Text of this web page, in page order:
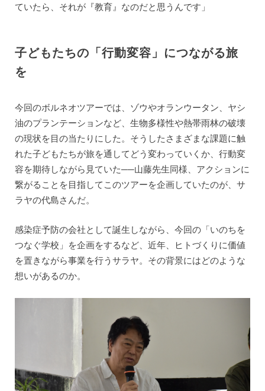
ていたら、それが『教育』なのだと思うんです」
子どもたちの「行動変容」につながる旅
を
今回のボルネオツアーでは、ゾウやオランウータン、ヤシ
油のプランテーションなど、生物多様性や熱帯雨林の破壊
の現状を目の当たりにした。そうしたさまざまな課題に触
れた子どもたちが旅を通してどう変わっていくか、行動変
容を期待しながら見ていた──山藤先生同様、アクションに
繋がることを目指してこのツアーを企画していたのが、サ
ラヤの代島さんだ。
感染症予防の会社として誕生しながら、今回の「いのちを
つなぐ学校」を企画をするなど、近年、ヒトづくりに価値
を置きながら事業を行うサラヤ。その背景にはどのような
想いがあるのか。